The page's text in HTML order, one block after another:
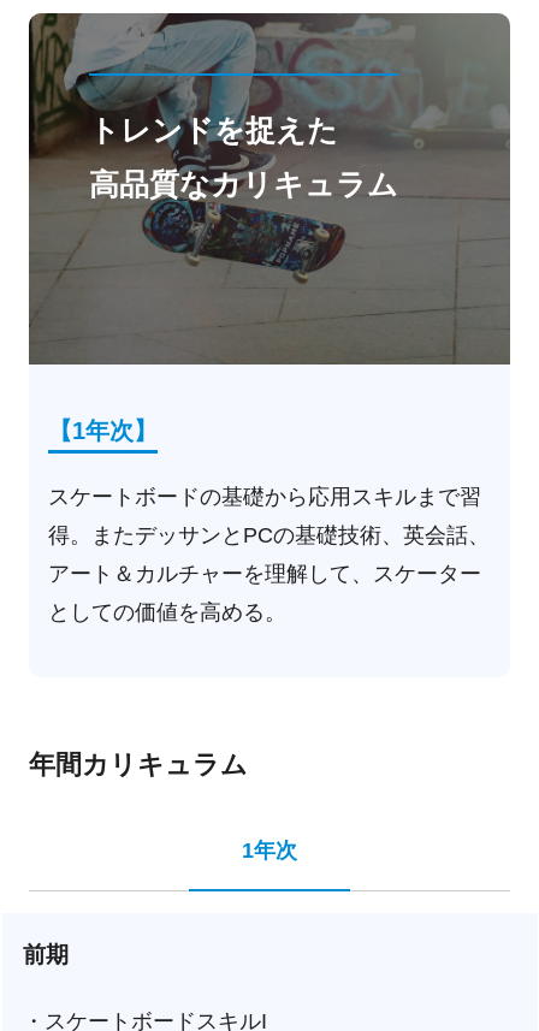
トレンドを捉えた
高品質なカリキュラム
【1年次】
スケートボードの基礎から応用スキルまで習
得。またデッサンとPCの基礎技術、英会話、
アート＆カルチャーを理解して、スケーター
としての価値を高める。
年間カリキュラム
1年次
前期
・スケートボードスキルI